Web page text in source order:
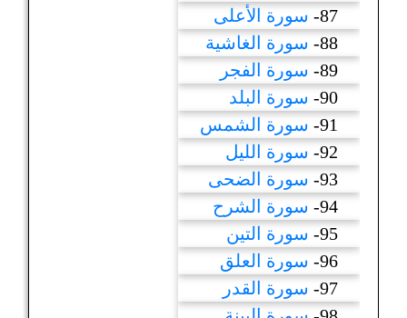
87- سورة الأعلى
88- سورة الغاشية
89- سورة الفجر
90- سورة البلد
91- سورة الشمس
92- سورة الليل
93- سورة الضحى
94- سورة الشرح
95- سورة التين
96- سورة العلق
97- سورة القدر